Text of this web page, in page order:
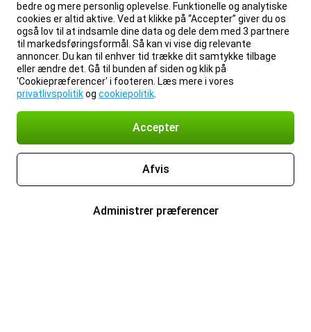
bedre og mere personlig oplevelse. Funktionelle og analytiske
cookies er altid aktive. Ved at klikke på “Accepter” giver du os
også lov til at indsamle dine data og dele dem med 3 partnere
til markedsføringsformål. Så kan vi vise dig relevante
annoncer. Du kan til enhver tid trække dit samtykke tilbage
eller ændre det. Gå til bunden af siden og klik på
'Cookiepræferencer' i footeren. Læs mere i vores
privatlivspolitikog cookiepolitik
Accepter
Afvis
Administrer præferencer